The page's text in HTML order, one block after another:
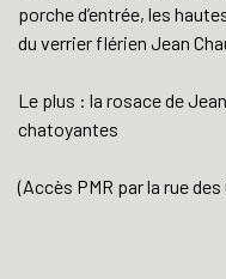
porche d’entrée, les
du verrier flérien Jean
Le plus : la rosace de
chatoyantes
(Accès PMR par la rue